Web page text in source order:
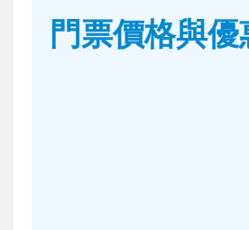
門票價格與優